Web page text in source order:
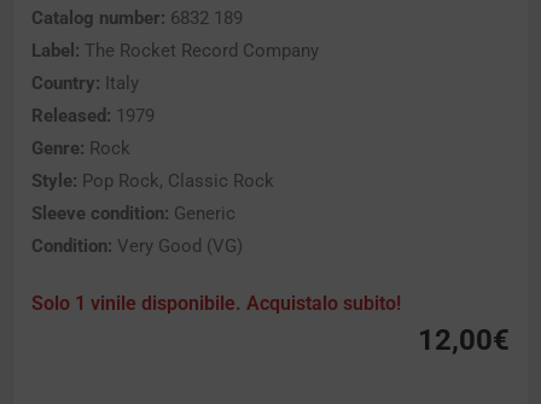
Catalog number: 6832 189
Label: The Rocket Record Company
Country: Italy
Released: 1979
Genre: Rock
Style: Pop Rock, Classic Rock
Sleeve condition: Generic
Condition: Very Good (VG)
Solo 1 vinile disponibile. Acquistalo subito!
12,00€